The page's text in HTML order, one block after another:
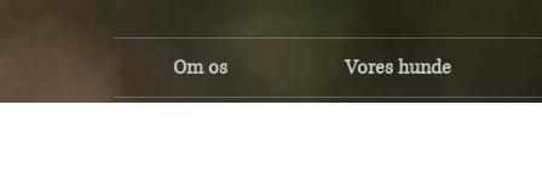
Om os Vores hunde